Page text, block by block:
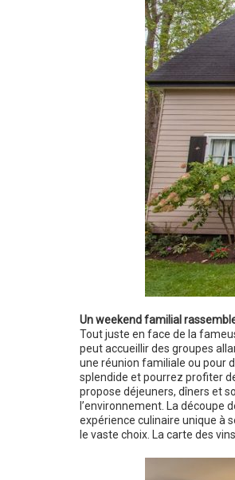
Un weekend familial
Tout juste en face de la
peut accueillir des groupes
une réunion familiale ou pour
splendide et pourrez profiter
propose déjeuners, dîners et
l’environnement. La découpe
expérience culinaire unique à
le vaste choix. La carte des